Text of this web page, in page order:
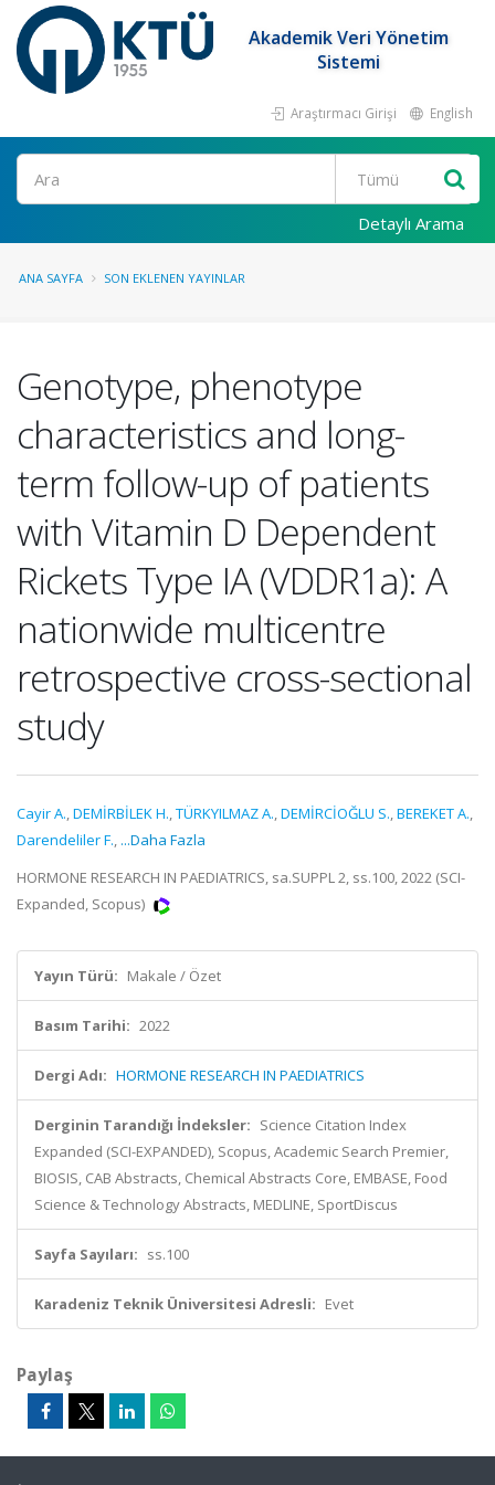
Akademik Veri Yönetim
Sistemi
Araştırmacı Girişi English
Ara
Detaylı Arama
ANA SAYFA SON EKLENEN YAYINLAR
Genotype, phenotype
characteristics and long-
term follow-up of patients
with Vitamin D Dependent
Rickets Type IA (VDDR1a): A
nationwide multicentre
retrospective cross-sectional
study
Cayir A.,DEMİRBİLEK H.,TÜRKYILMAZ A.,DEMİRCİOĞLU S.,BEREKET A.,
Darendeliler F., ...Daha Fazla
HORMONE RESEARCH IN PAEDIATRICS, sa.SUPPL 2, ss.100, 2022 (SCI-
Expanded, Scopus)
Yayın Türü: Makale / Özet
Basım Tarihi: 2022
Dergi Adı: HORMONE RESEARCH IN PAEDIATRICS
Derginin Tarandığı İndeksler: Science Citation Index
Expanded (SCI-EXPANDED), Scopus, Academic Search Premier,
BIOSIS, CAB Abstracts, Chemical Abstracts Core, EMBASE, Food
Science & Technology Abstracts, MEDLINE, SportDiscus
Sayfa Sayıları: ss.100
Karadeniz Teknik Üniversitesi Adresli: Evet
Paylaş